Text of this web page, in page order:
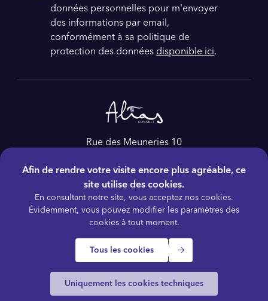
données personnelles pour m'envoyer
des informations par email,
conformément à sa politique de
protection des données disponible ici.
Rue des Meuneries 10
Belgique
Tél :+32 4 228 86 60
E-mail : as@aliasconsult.be
© 2026 ALIAS Consult
Termes et conditions Politique de confidentialité
Plan du site
Vidéos / Ressources
Afin de rendre votre visite encore plus agréable, ce
site utilise des cookies.
En consultant notre site, vous acceptez nos cookies.
Évidemment, vous pouvez modifier les paramètres des
cookies à tout moment.
Tous les cookies
Uniquement les cookies techniques